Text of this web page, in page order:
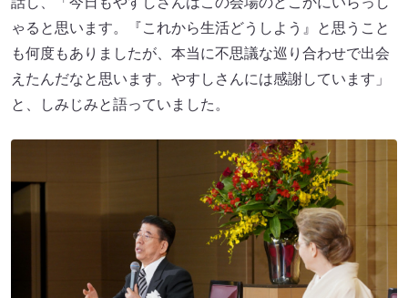
ゃると思います。『これから生活どうしよう』と思うこと
も何度もありましたが、本当に不思議な巡り合わせで出会
えたんだなと思います。やすしさんには感謝しています」
と、しみじみと語っていました。